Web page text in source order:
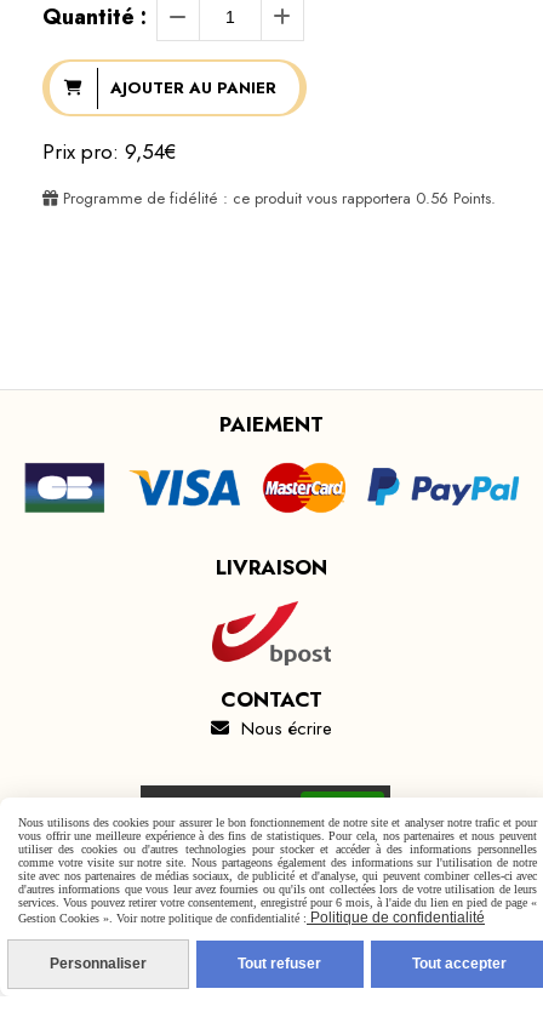
Quantité :
AJOUTER AU PANIER
Prix pro: 9,54€
Programme de fidélité : ce produit vous rapportera 0.56 Points.
PAIEMENT
LIVRAISON
CONTACT
 Nous écrire
Mentions Légales
Conditions générales de vente
Politique de confidentialité
Gestion cookies Mon Compte
Nous utilisons des cookies pour assurer le bon fonctionnement de notre site et analyser notre trafic et pour
vous offrir une meilleure expérience à des fins de statistiques. Pour cela, nos partenaires et nous peuvent
utiliser des cookies ou d'autres technologies pour stocker et accéder à des informations personnelles
comme votre visite sur notre site. Nous partageons également des informations sur l'utilisation de notre
site avec nos partenaires de médias sociaux, de publicité et d'analyse, qui peuvent combiner celles-ci avec
d'autres informations que vous leur avez fournies ou qu'ils ont collectées lors de votre utilisation de leurs
services. Vous pouvez retirer votre consentement, enregistré pour 6 mois, à l'aide du lien en pied de page «
Gestion Cookies ». Voir notre politique de confidentialité : Politique de confidentialité
Personnaliser Tout refuser Tout accepter